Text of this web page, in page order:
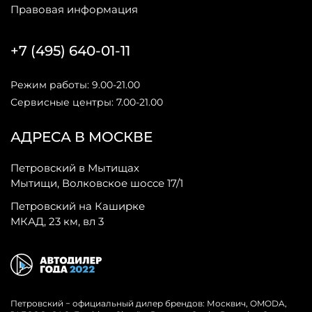
Правовая информация
АДРЕСА В МОСКВЕ
Петровский в Мытищах
Мытищи, Волковское шоссе 17/1
Петровский на Каширке
МКАД, 23 км, вл 3
+7 (495) 640-01-11
Режим работы: 9.00-21.00
Сервисные центры: 7.00-21.00
Петровский − официальный дилер брендов: Москвич, OMODA,